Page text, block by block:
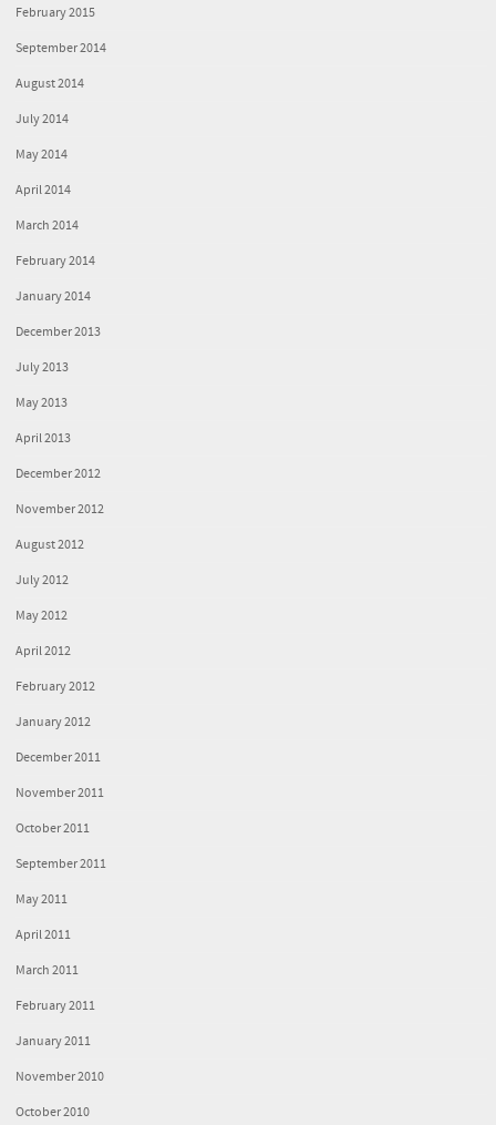
February 2015
September 2014
August 2014
July 2014
May 2014
April 2014
March 2014
February 2014
January 2014
December 2013
July 2013
May 2013
April 2013
December 2012
November 2012
August 2012
July 2012
May 2012
April 2012
February 2012
January 2012
December 2011
November 2011
October 2011
September 2011
May 2011
April 2011
March 2011
February 2011
January 2011
November 2010
October 2010